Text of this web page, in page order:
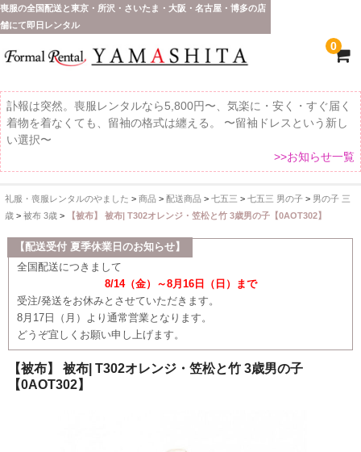
喪服の全国配送と東京・所沢・さいたま・大阪・名古屋・博多の店
舗にて即日レンタル
0
訃報は突然。喪服レンタルなら5,800円〜、気楽に・安く・すぐ届く
着物を着なくても、留袖の格式は纏える。 〜留袖ドレスという新し
い選択〜
>>お知らせ一覧
ホーム
全 国 配 送
受取り場所が選べます
東京即日バイク便
配送・お支払い方法
ご注文の流れ
礼服・喪服レンタルのやました > 商品> 配送商品> 七五三 > 七五三 男の子 > 男の子 三
歳> 被布 3歳> 【被布】 被布| T302オレンジ・笠松と竹 3歳男の子【0AOT302】
【配送受付 夏季休業日のお知らせ】
全国配送につきまして
8/14（金）～8月16日（日）まで
受注/発送をお休みとさせていただきます。
8月17日（月）より通常営業となります。
どうぞ宜しくお願い申し上げます。
【被布】 被布| T302オレンジ・笠松と竹 3歳男の子
【0AOT302】